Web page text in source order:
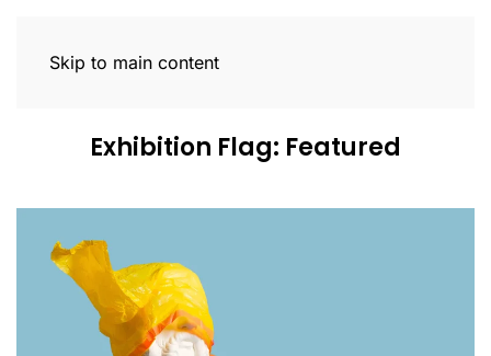
Skip to main content
Exhibition Flag: Featured